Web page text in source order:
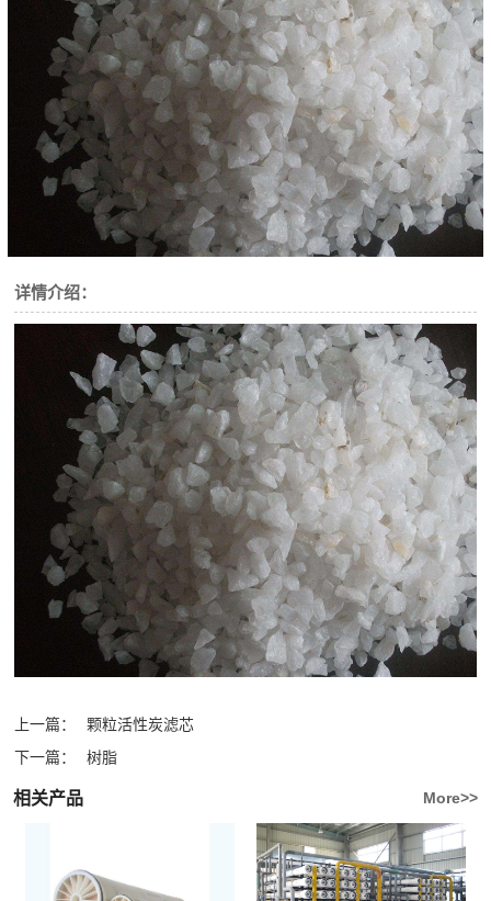
详情介绍：
上一篇：
颗粒活性炭滤芯
下一篇：
树脂
相关产品 More>>